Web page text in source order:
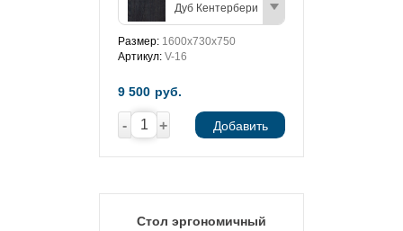
Дуб Кентербери
Размер: 1600х730х750
Артикул: V-16
9 500 руб.
- + Добавить
Стол эргономичный